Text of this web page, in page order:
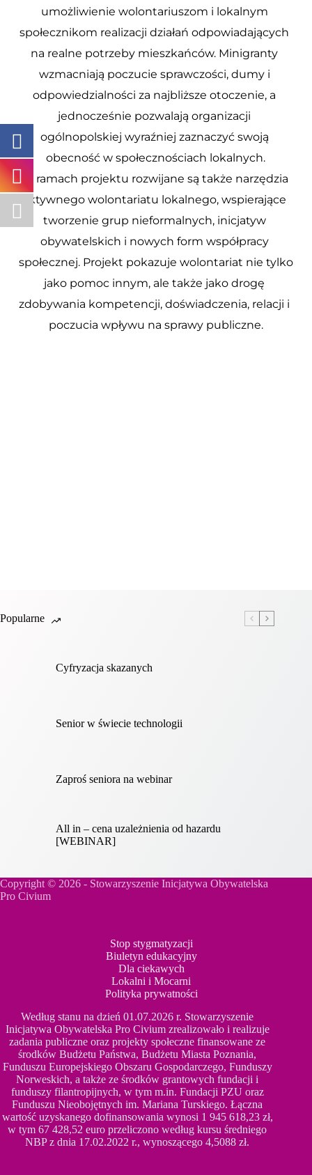
umożliwienie wolontariuszom i lokalnym
społecznikom realizacji działań odpowiadających
na realne potrzeby mieszkańców. Minigranty
wzmacniają poczucie sprawczości, dumy i
odpowiedzialności za najbliższe otoczenie, a
jednocześnie pozwalają organizacji
ogólnopolskiej wyraźniej zaznaczyć swoją
obecność w społecznościach lokalnych.
W ramach projektu rozwijane są także narzędzia
aktywnego wolontariatu lokalnego, wspierające
tworzenie grup nieformalnych, inicjatyw
obywatelskich i nowych form współpracy
społecznej. Projekt pokazuje wolontariat nie tylko
jako pomoc innym, ale także jako drogę
zdobywania kompetencji, doświadczenia, relacji i
poczucia wpływu na sprawy publiczne.
Popularne
Cyfryzacja skazanych
Senior w świecie technologii
Zaproś seniora na webinar
All in – cena uzależnienia od hazardu
[WEBINAR]
Copyright © 2026 - Stowarzyszenie Inicjatywa Obywatelska
Pro Civium
Stop stygmatyzacji
Biuletyn edukacyjny
Dla ciekawych
Lokalni i Mocarni
Polityka prywatności
Według stanu na dzień 01.07.2026 r. Stowarzyszenie
Inicjatywa Obywatelska Pro Civium zrealizowało i realizuje
zadania publiczne oraz projekty społeczne finansowane ze
środków Budżetu Państwa, Budżetu Miasta Poznania,
Funduszu Europejskiego Obszaru Gospodarczego, Funduszy
Norweskich, a także ze środków grantowych fundacji i
funduszy filantropijnych, w tym m.in. Fundacji PZU oraz
Funduszu Nieobojętnych im. Mariana Turskiego. Łączna
wartość uzyskanego dofinansowania wynosi 1 945 618,23 zł,
w tym 67 428,52 euro przeliczono według kursu średniego
NBP z dnia 17.02.2022 r., wynoszącego 4,5088 zł.